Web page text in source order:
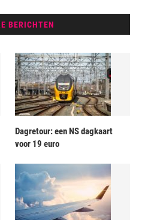
BERICHTEN
Dagretour: een NS dagkaart
voor 19 euro